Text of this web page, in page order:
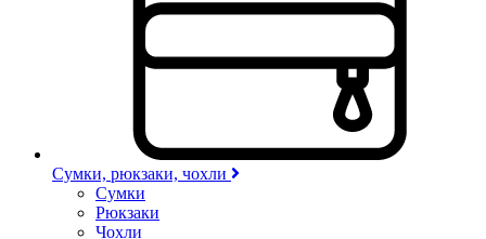
Сумки, рюкзаки, чохли
Сумки
Рюкзаки
Чохли